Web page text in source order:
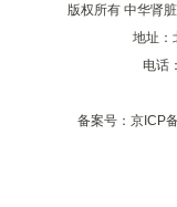
版权所有 中华肾
地址：
电话
备案号：京ICP